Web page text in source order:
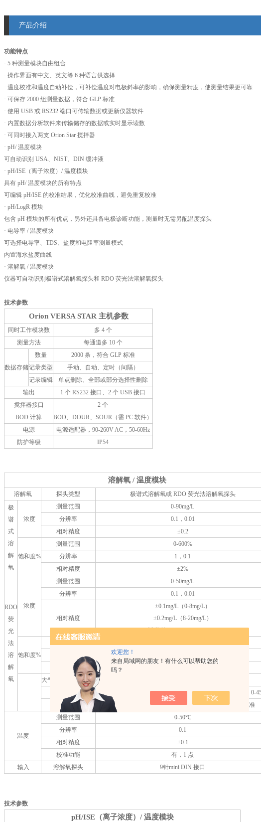
欢迎您！
来自局域网的朋友！有什么可以帮助您的
吗？
产品介绍
功能特点
· 5 种测量模块自由组合
· 操作界面有中文、英文等 6 种语言供选择
· 温度校准和温度自动补偿，可补偿温度对电极斜率的影响，确保测量精度，使测量结果更可靠
· 可保存 2000 组测量数据，符合 GLP 标准
· 使用 USB 或 RS232 端口可传输数据或更新仪器软件
· 内置数据分析软件来传输储存的数据或实时显示读数
· 可同时接入两支 Orion Star 搅拌器
· pH/ 温度模块
可自动识别 USA、NIST、DIN 缓冲液
· pH/ISE（离子浓度）/ 温度模块
具有 pH/ 温度模块的所有特点
可编辑 pH/ISE 的校准结果，优化校准曲线，避免重复校准
· pH/LogR 模块
包含 pH 模块的所有优点，另外还具备电极诊断功能，测量时无需另配温度探头
· 电导率 / 温度模块
可选择电导率、TDS、盐度和电阻率测量模式
内置海水盐度曲线
· 溶解氧 / 温度模块
仪器可自动识别极谱式溶解氧探头和 RDO 荧光法溶解氧探头
技术参数
Orion VERSA STAR 主机参数
同时工作模块数
多 4 个
测量方法
每通道多 10 个
数据存储
数量
2000 条，符合 GLP 标准
记录类型
手动、自动、定时（间隔）
记录编辑
单点删除、全部或部分选择性删除
输出
1 个 RS232 接口、2 个 USB 接口
搅拌器接口
2 个
BOD 计算
BOD、DOUR、SOUR（需 PC 软件）
电源
电源适配器，90-260V AC，50-60Hz
防护等级
IP54
溶解氧 / 温度模块
溶解氧 探头类型
极谱式溶解氧或 RDO 荧光法溶解氧探头
极
谱
式
溶
解
氧
浓度
测量范围
0-90mg/L
分辨率
0.1，0.01
相对精度
±0.2
饱和度%
测量范围
0-600%
分辨率
1，0.1
相对精度
±2%
RDO
荧
光
法
溶
解
氧
浓度
测量范围
0-50mg/L
分辨率
0.1，0.01
相对精度
±0.1mg/L（0-8mg/L）
±0.2mg/L（8-20mg/L）
饱和度%
相对精度
大气压自动补偿范围
盐度校正系数
当同时使用电导率模块及电极时可自动盐度补偿，或手动；0-
校准类型
饱和水空气、饱和空气水、Winkler滴定、零点进行校准
温度
测量范围
0-50℃
分辨率
0.1
相对精度
±0.1
校准功能
有，1 点
输入
溶解氧探头 9针mini DIN 接口
技术参数
pH/ISE（离子浓度）/ 温度模块